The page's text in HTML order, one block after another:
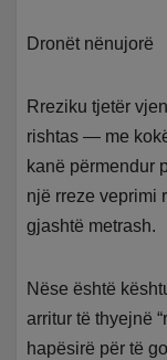
Dronët nënujorë
Rreziku tjetër
rishtas — me
kanë përmendur
një rreze veprimi
gjashtë metrash.
Nëse është
arritur të thyejnë
hapësirë për të